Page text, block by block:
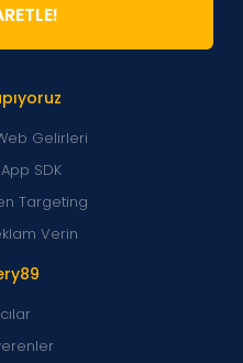
Gelirleri
SDK
Targeting
Verin